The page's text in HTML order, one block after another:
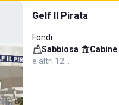
Gelf Il Pirata
Fondi
Sabbiosa· Cabine·
e altri 12…